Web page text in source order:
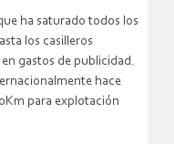
ha saturado todos los
los casilleros
gastos de publicidad.
hace
para explotación